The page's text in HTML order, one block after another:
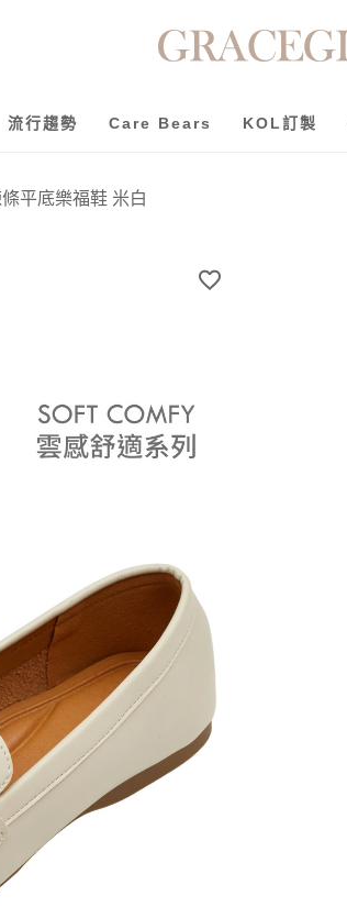
流行趨勢 Care Bears KOL訂製
平底樂福鞋 米白